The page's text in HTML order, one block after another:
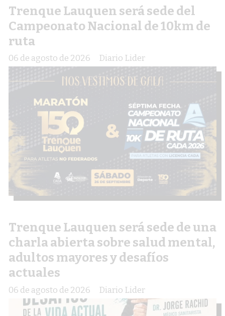
Trenque Lauquen será sede del
Campeonato Nacional de 10km de
ruta
Diario Lider
06 de agosto de 2026
Trenque Lauquen será sede de una
charla abierta sobre salud mental,
adultos mayores y desafíos
actuales
Diario Lider
06 de agosto de 2026